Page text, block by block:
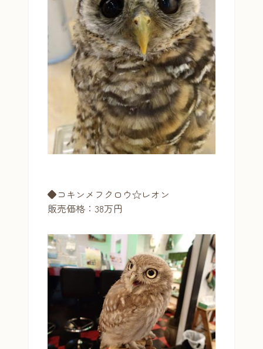
◆コキンメフクロウ☆レオン
販売価格：38万円